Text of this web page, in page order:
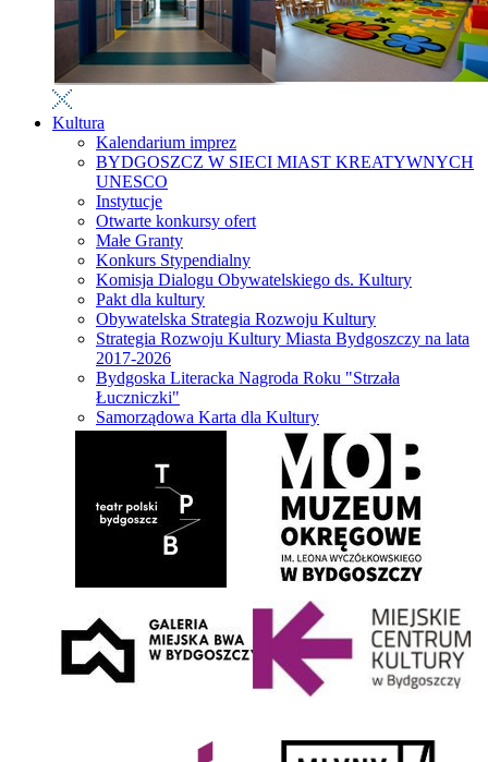
Kultura
Kalendarium imprez
BYDGOSZCZ W SIECI MIAST KREATYWNYCH
UNESCO
Instytucje
Otwarte konkursy ofert
Małe Granty
Konkurs Stypendialny
Komisja Dialogu Obywatelskiego ds. Kultury
Pakt dla kultury
Obywatelska Strategia Rozwoju Kultury
Strategia Rozwoju Kultury Miasta Bydgoszczy na lata
2017-2026
Bydgoska Literacka Nagroda Roku "Strzała
Łuczniczki"
Samorządowa Karta dla Kultury